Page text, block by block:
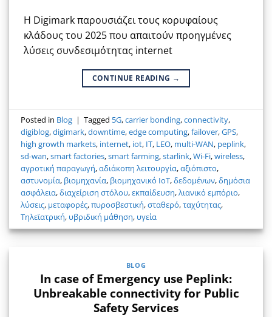
Η Digimark παρουσιάζει τους κορυφαίους
κλάδους του 2025 που απαιτούν προηγμένες
λύσεις συνδεσιμότητας internet
CONTINUE READING →
Posted in Blog | Tagged 5G,carrier bonding,connectivity,
digiblog,digimark,downtime,edge computing,failover,GPS,
high growth markets, internet, iot, IT, LEO, multi-WAN, peplink,
sd-wan,smart factories,smart farming,starlink,Wi-Fi,wireless,
αγροτική παραγωγή,αδιάκοπη λειτουργία,αξιόπιστο,
αστυνομία, βιομηχανία, βιομηχανικό ΙοΤ,δεδομένων,δημόσια
ασφάλεια,διαχείριση στόλου,εκπαίδευση,λιανικό εμπόριο,
λύσεις, μεταφορές,πυροσβεστική,σταθερό,ταχύτητας,
Τηλεϊατρική, υβριδική μάθηση, υγεία
BLOG
In case of Emergency use Peplink:
Unbreakable connectivity for Public
Safety Services